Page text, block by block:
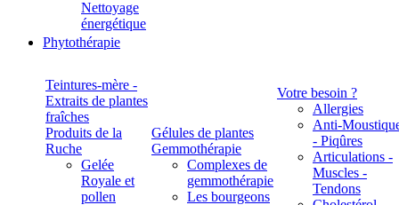
Nettoyage
énergétique
Phytothérapie
Teintures-mère -
Extraits de plantes
fraîches
Produits de la
Ruche
Gelée
Royale et
pollen
Gélules de plantes
Gemmothérapie
Complexes de
gemmothérapie
Les bourgeons
Votre besoin ?
Allergies
Anti-
- Piqûres
Articulations -
Muscles -
Tendons